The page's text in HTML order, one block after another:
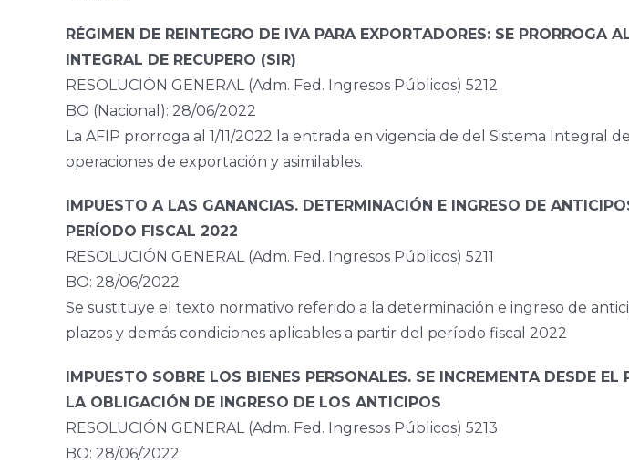
RÉGIMEN DE REINTEGRO DE IVA PARA EXPORTADORES: SE
INTEGRAL DE RECUPERO (SIR)
RESOLUCIÓN GENERAL (Adm. Fed. Ingresos Públicos) 5212
BO (Nacional): 28/06/2022
La AFIP prorroga al 1/11/2022 la entrada en vigencia de del Sistema Integral
operaciones de exportación y asimilables.
IMPUESTO A LAS GANANCIAS. DETERMINACIÓN E INGRESO DE
PERÍODO FISCAL 2022
RESOLUCIÓN GENERAL (Adm. Fed. Ingresos Públicos) 5211
BO: 28/06/2022
Se sustituye el texto normativo referido a la determinación e ingreso de
plazos y demás condiciones aplicables a partir del período fiscal 2022
IMPUESTO SOBRE LOS BIENES PERSONALES. SE INCREMENTA DESDE
LA OBLIGACIÓN DE INGRESO DE LOS ANTICIPOS
RESOLUCIÓN GENERAL (Adm. Fed. Ingresos Públicos) 5213
BO: 28/06/2022